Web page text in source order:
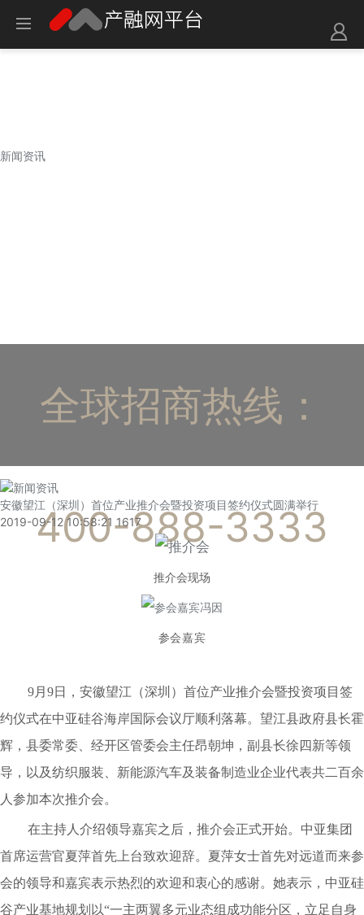
新闻资讯
全球招商热线：
400-888-3333
安徽望江（深圳）首位产业推介会暨投资项目签约仪式圆满举行
2019-09-12 10:58:21 1617
推介会现场
参会嘉宾
9月9日，安徽望江（深圳）首位产业推介会暨投资项目签
约仪式在中亚硅谷海岸国际会议厅顺利落幕。望江县政府县长霍
辉，县委常委、经开区管委会主任昂朝坤，副县长徐四新等领
导，以及纺织服装、新能源汽车及装备制造业企业代表共二百余
人参加本次推介会。
在主持人介绍领导嘉宾之后，推介会正式开始。中亚集团
首席运营官夏萍首先上台致欢迎辞。夏萍女士首先对远道而来参
会的领导和嘉宾表示热烈的欢迎和衷心的感谢。她表示，中亚硅
谷产业基地规划以“一主两翼多元业态组成功能分区，立足自身